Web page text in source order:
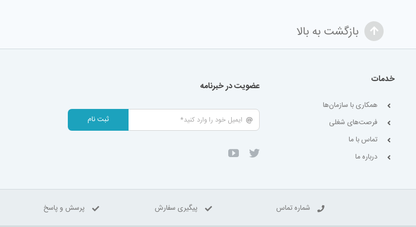
بازگشت به بالا
خدمات
همکاری با سازمان‌ها
فرصت‌های شغلی
تماس با ما
درباره ما
عضویت در خبرنامه
ثبت نام
شماره تماس پیگیری سفارش پرسش و پاسخ